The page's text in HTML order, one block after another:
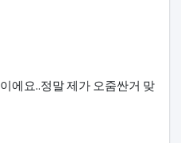
에요..정말 제가 오줌싼거 맞